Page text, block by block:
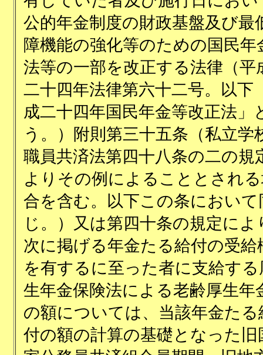
公的年金制度の財政基盤及び最
障機能の強化等のための国民年
法等の一部を改正する法律（平
二十四年法律第六十二号。以下
成二十四年国民年金等改正法」
う。）附則第三十五条（私立学
職員共済法第四十八条の二の規
よりその例によることとされ
合を含む。以下この条において
じ。）又は第四十条の規定によ
次に掲げる年金たる給付の受給
を有するに至った者に支給する
生年金保険法による老齢厚生年
の額については、当該年金たる
付の額の計算の基礎となった旧